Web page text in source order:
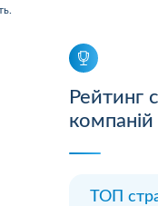
Рейтинг
компаній
ТОП